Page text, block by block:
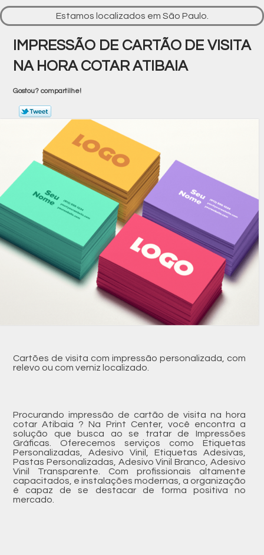
Estamos localizados em São Paulo.
IMPRESSÃO DE CARTÃO DE VISITA
NA HORA COTAR ATIBAIA
Gostou? compartilhe!
Cartões de visita com impressão personalizada, com
relevo ou com verniz localizado.
Procurando impressão de cartão de visita na hora
cotar Atibaia ? Na Print Center, você encontra a
solução que busca ao se tratar de Impressões
Gráficas. Oferecemos serviços como Etiquetas
Personalizadas, Adesivo Vinil, Etiquetas Adesivas,
Pastas Personalizadas, Adesivo Vinil Branco, Adesivo
Vinil Transparente. Com profissionais altamente
capacitados, e instalações modernas, a organização
é capaz de se destacar de forma positiva no
mercado.